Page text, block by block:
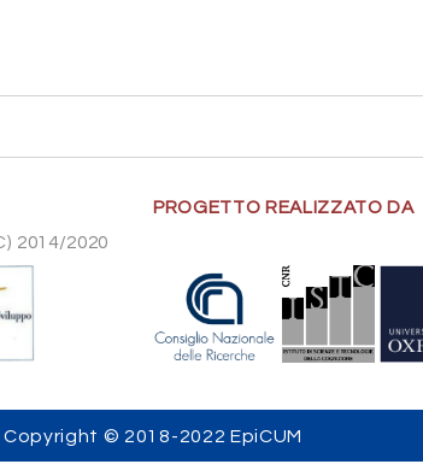
PROGETTO REALIZZATO DA
2014/2020
Copyright © 2018-2022 EpiCUM